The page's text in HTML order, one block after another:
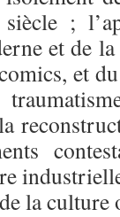
siècle ;
et de
et
la